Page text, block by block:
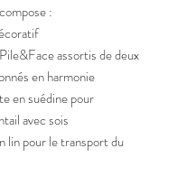
:
assortis de deux
en harmonie
en suédine pour
avec sois
lin pour le transport du